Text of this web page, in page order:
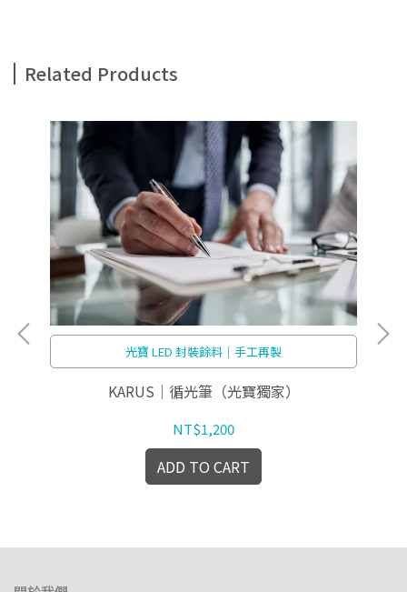
Related Products
光寶 LED 封裝餘料｜手工再製
KARUS｜循光筆（光寶獨家）
NT$1,200
ADD TO CART